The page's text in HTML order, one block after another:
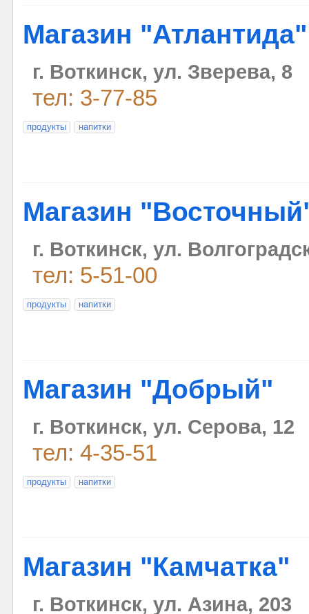
Магазин "Атлантида"
г. Воткинск, ул. Зверева, 8
тел: 3-77-85
продукты напитки
Магазин
г. Воткинск, ул.
тел: 5-51-00
продукты напитки
Магазин "Добрый"
г. Воткинск, ул. Серова, 12
тел: 4-35-51
продукты напитки
Магазин "Камчатка"
г. Воткинск, ул. Азина, 203